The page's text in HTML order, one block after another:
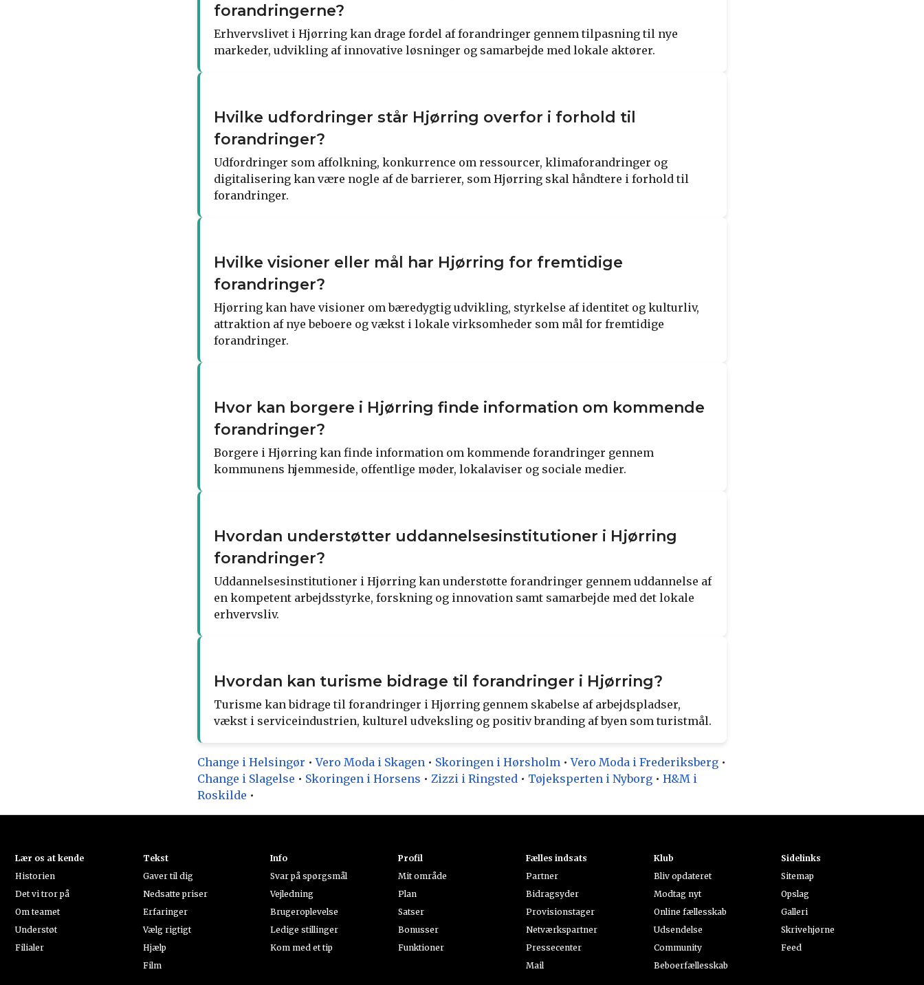
forandringerne?
Erhvervslivet i Hjørring kan drage fordel af forandringer gennem tilpasning til nye
markeder, udvikling af innovative løsninger og samarbejde med lokale aktører.
Hvilke udfordringer står Hjørring overfor i forhold til
forandringer?
Udfordringer som affolkning, konkurrence om ressourcer, klimaforandringer og
digitalisering kan være nogle af de barrierer, som Hjørring skal håndtere i forhold til
forandringer.
Hvilke visioner eller mål har Hjørring for fremtidige
forandringer?
Hjørring kan have visioner om bæredygtig udvikling, styrkelse af identitet og kulturliv,
attraktion af nye beboere og vækst i lokale virksomheder som mål for fremtidige
forandringer.
Hvor kan borgere i Hjørring finde information om kommende
forandringer?
Borgere i Hjørring kan finde information om kommende forandringer gennem
kommunens hjemmeside, offentlige møder, lokalaviser og sociale medier.
Hvordan understøtter uddannelsesinstitutioner i Hjørring
forandringer?
Uddannelsesinstitutioner i Hjørring kan understøtte forandringer gennem uddannelse af
en kompetent arbejdsstyrke, forskning og innovation samt samarbejde med det lokale
erhvervsliv.
Hvordan kan turisme bidrage til forandringer i Hjørring?
Turisme kan bidrage til forandringer i Hjørring gennem skabelse af arbejdspladser,
vækst i serviceindustrien, kulturel udveksling og positiv branding af byen som turistmål.
Change i Helsingør •Vero Moda i Skagen • Skoringen i Hørsholm •Vero Moda i Frederiksberg •
Change i Slagelse • Skoringen i Horsens • Zizzi i Ringsted • Tøjeksperten i Nyborg • H&M i
Roskilde •
Lær os at kende
Historien
Det vi tror på
Om teamet
Understøt
Filialer
Tekst
Gaver til dig
Nedsatte priser
Erfaringer
Vælg rigtigt
Hjælp
Film
Info
Svar på spørgsmål
Vejledning
Brugeroplevelse
Ledige stillinger
Kom med et tip
Profil
Mit område
Plan
Satser
Bonusser
Funktioner
Fælles indsats
Partner
Bidragsyder
Provisionstager
Netværkspartner
Pressecenter
Mail
Klub
Bliv opdateret
Modtag nyt
Online fællesskab
Udsendelse
Community
Beboerfællesskab
Sidelinks
Sitemap
Opslag
Galleri
Skrivehjørne
Feed